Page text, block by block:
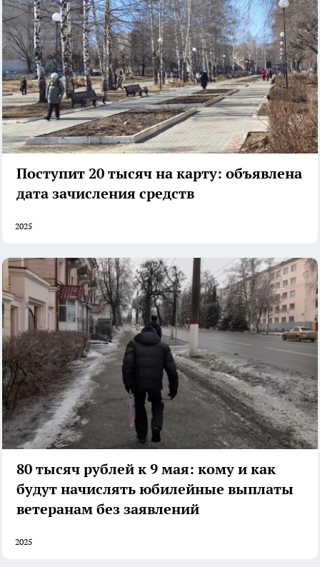
Поступит 20 тысяч на карту: объявлена
дата зачисления средств
2025
80 тысяч рублей к 9 мая: кому и как
будут начислять юбилейные выплаты
ветеранам без заявлений
2025